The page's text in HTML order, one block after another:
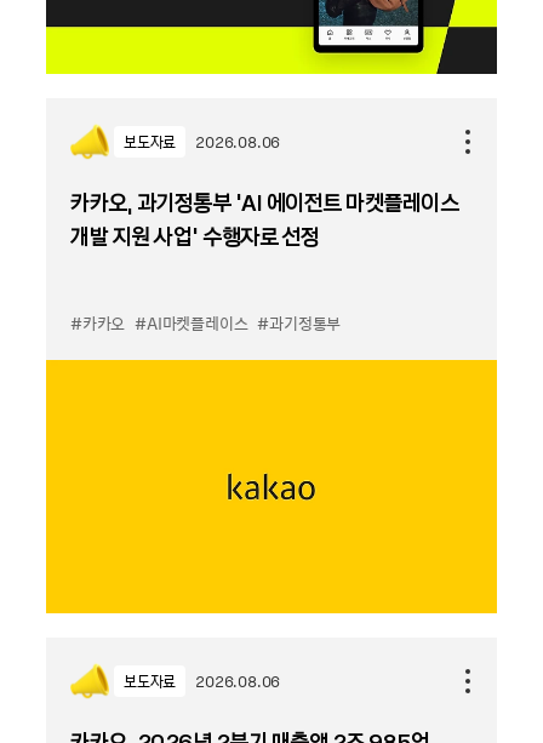
보도자료 2026.08.06
카카오, 과기정통부 ‘AI 에이전트 마켓플레이스
개발 지원 사업’ 수행자로 선정
#카카오 #AI마켓플레이스 #과기정통부
보도자료 2026.08.06